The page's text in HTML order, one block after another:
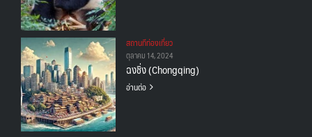
สถานทีท่องเที่ยว
ตุลาคม 14, 2024
ฉงชิ่ง (Chongqing)
อ่านต่อ